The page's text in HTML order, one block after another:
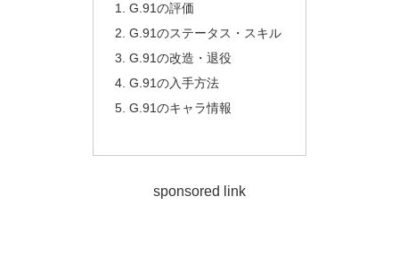
G.91の評価
G.91のステータス・スキル
G.91の改造・退役
G.91の入手方法
G.91のキャラ情報
sponsored link